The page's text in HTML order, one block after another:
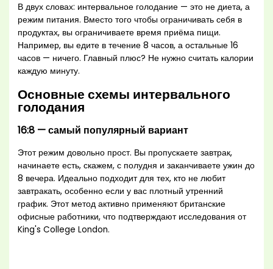
В двух словах: интервальное голодание — это не диета, а
режим питания. Вместо того чтобы ограничивать себя в
продуктах, вы ограничиваете время приёма пищи.
Например, вы едите в течение 8 часов, а остальные 16
часов — ничего. Главный плюс? Не нужно считать калории
каждую минуту.
Основные схемы интервального
голодания
16:8 — самый популярный вариант
Этот режим довольно прост. Вы пропускаете завтрак,
начинаете есть, скажем, с полудня и заканчиваете ужин до
8 вечера. Идеально подходит для тех, кто не любит
завтракать, особенно если у вас плотный утренний
график. Этот метод активно применяют британские
офисные работники, что подтверждают исследования от
King's College London.